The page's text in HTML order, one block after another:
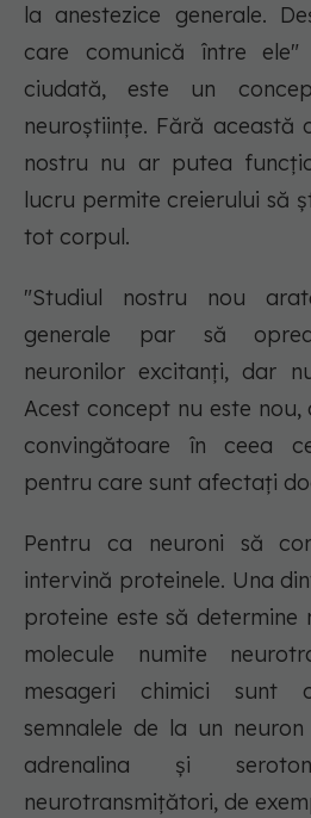
la anestezice generale.
care comunică între
ciudată, este un
neuroștiințe. Fără această
nostru nu ar putea
lucru permite creierului să
tot corpul.
"Studiul nostru nou
generale par să
neuronilor excitanți, dar
Acest concept nu este
convingătoare în ceea
pentru care sunt afectați
Pentru ca neuroni să
intervină proteinele. Una
proteine este să determine
molecule numite
mesageri chimici sunt
semnalele de la un
adrenalina și
neurotransmițători, de